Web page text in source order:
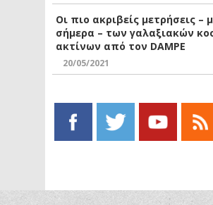
Οι πιο ακριβείς μετρήσεις –
σήμερα – των γαλαξιακών
ακτίνων από τον DAMPE
20/05/2021